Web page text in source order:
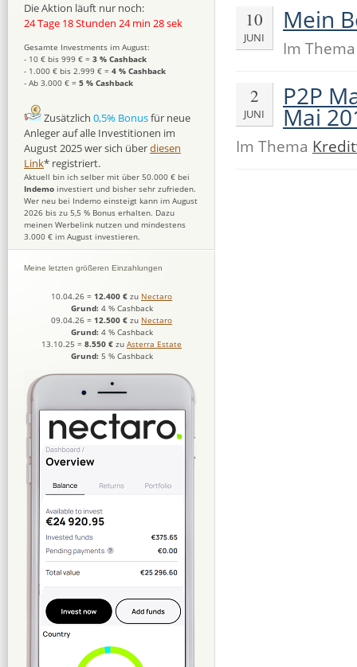
10
JUNI
Mein
Im
2
JUNI
P2P
Mai
Im Thema
Die Aktion läuft nur noch:
24 Tage 18 Stunden 24 min 27 sek
Gesamte Investments im August:
- 10 € bis 999 € = 3 % Cashback
- 1.000 € bis 2.999 € = 4 % Cashback
- Ab 3.000 € = 5 % Cashback
Zusätzlich 0,5% Bonusfür neue
Anleger auf alle Investitionen im
August 2025 wer sich überdiesen
Link* registriert.
Aktuell bin ich selber mit über 50.000 € bei
Indemo investiert und bisher sehr zufrieden.
Wer neu bei Indemo einsteigt kann im August
2026 bis zu 5,5 % Bonus erhalten. Dazu
meinen Werbelink nutzen und mindestens
3.000 € im August investieren.
Meine letzten größeren Einzahlungen
10.04.26 = 12.400 € zu Nectaro
Grund: 4 % Cashback
09.04.26 = 12.500 € zu Nectaro
Grund: 4 % Cashback
13.10.25 = 8.550 € zu Asterra Estate
Grund: 5 % Cashback